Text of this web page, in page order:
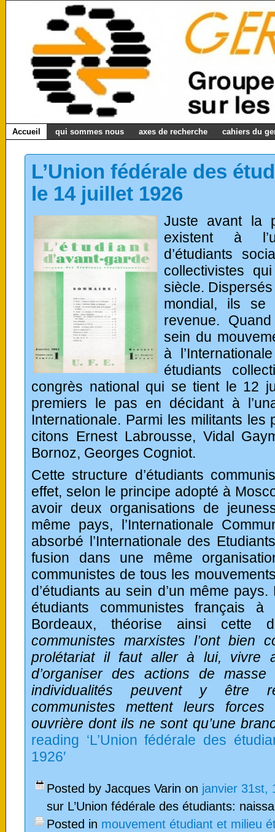
Accueil qui sommes nous axes de recherche cahiers du
L’Union fédérale des
le 14 juillet 1926
Juste avant la
existent à
d’étudiants
collectivistes
siècle.
mondial, ils se
revenue.
sein du
à
étudiants
congrès national qui se tient le 12
premiers le pas en décidant à
Internationale. Parmi les militants les
citons Ernest Labrousse, Vidal
Bornoz, Georges Cogniot.
Cette structure d’étudiants
effet, selon le principe adopté à
avoir deux organisations de
même pays, l’Internationale
absorbé l’Internationale des
fusion dans une même
communistes de tous les
d’étudiants au sein d’un même
étudiants communistes français
Bordeaux, théorise ainsi cette
communistes marxistes l’ont bien
prolétariat il faut aller à lui, vivre
d’organiser des actions de
individualités peuvent y être
communistes mettent leurs
ouvrière dont ils ne sont qu’une
reading ‘L’Union fédérale des
1926′
Posted by Jacques Varin on janvier 31st,
sur L’Union fédérale des étudiants:
Posted in mouvement étudiant et milieu